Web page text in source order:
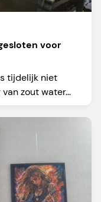
voor
tijdelijk niet
zout water...